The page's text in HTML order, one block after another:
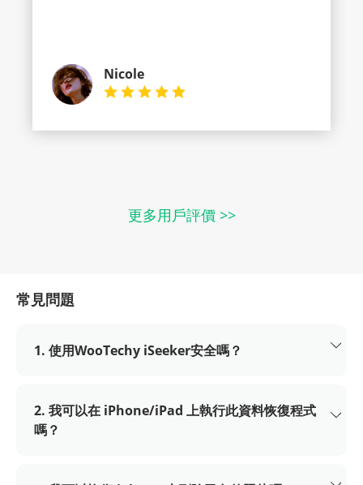
Nicole
更多用戶評價 >>
常見問題
1. 使用WooTechy iSeeker安全嗎？
2. 我可以在 iPhone/iPad 上執行此資料恢復程式
嗎？